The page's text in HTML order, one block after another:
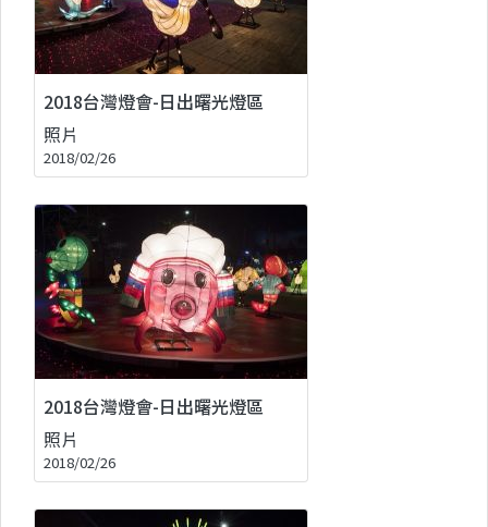
2018台灣燈會-日出曙光燈區
照片
2018/02/26
2018台灣燈會-日出曙光燈區
照片
2018/02/26